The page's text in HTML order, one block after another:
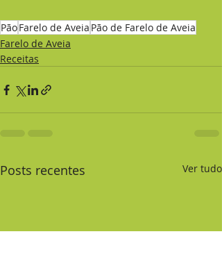
PãoFarelo de Aveia Pão de Farelo de Aveia
Farelo de Aveia
Receitas
Posts recentes Ver tudo